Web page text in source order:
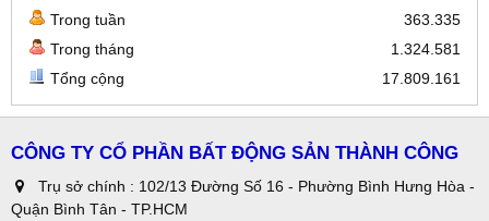
Trong tuần
363.335
Trong tháng
1.324.581
Tổng cộng
17.809.161
CÔNG TY CỔ PHẦN BẤT ĐỘNG SẢN THÀNH CÔNG
Trụ sở chính : 102/13 Đường Số 16 - Phường Bình Hưng Hòa -
Quận Bình Tân - TP.HCM